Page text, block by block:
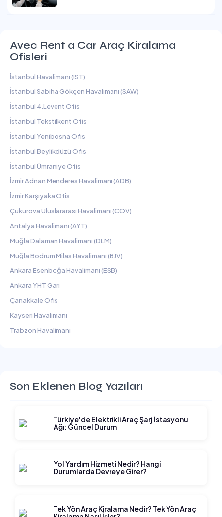
Avec Rent a Car Araç Kiralama
Ofisleri
İstanbul Havalimanı (IST)
İstanbul Sabiha Gökçen Havalimanı (SAW)
İstanbul 4.Levent Ofis
İstanbul Tekstilkent Ofis
İstanbul Yenibosna Ofis
İstanbul Beylikdüzü Ofis
İstanbul Ümraniye Ofis
İzmir Adnan Menderes Havalimanı (ADB)
İzmir Karşıyaka Ofis
Çukurova Uluslararası Havalimanı (COV)
Antalya Havalimanı (AYT)
Muğla Dalaman Havalimanı (DLM)
Muğla Bodrum Milas Havalimanı (BJV)
Ankara Esenboğa Havalimanı (ESB)
Ankara YHT Garı
Çanakkale Ofis
Kayseri Havalimanı
Trabzon Havalimanı
Son Eklenen Blog Yazıları
Türkiye'de Elektrikli Araç Şarj İstasyonu
Ağı: Güncel Durum
Yol Yardım Hizmeti Nedir? Hangi
Durumlarda Devreye Girer?
Tek Yön Araç Kiralama Nedir? Tek Yön Araç